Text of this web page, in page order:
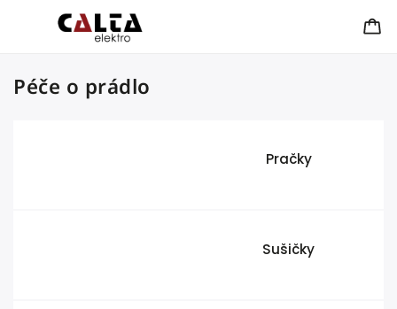
Péče o prádlo
Pračky
Sušičky